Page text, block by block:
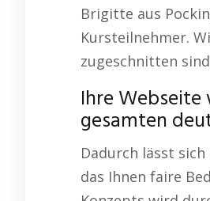
Brigitte aus
Kursteilnehmer.
zugeschnitten
Ihre
gesamten
Dadurch lässt
das Ihnen faire